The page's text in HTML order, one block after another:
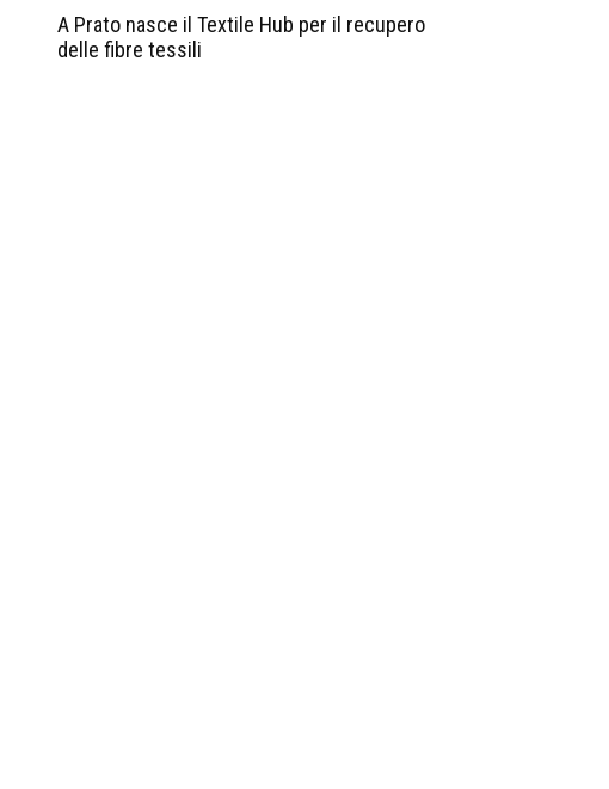
A Prato nasce il Textile Hub per il recupero
delle fibre tessili